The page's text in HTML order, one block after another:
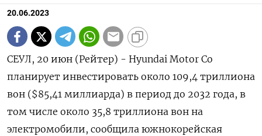
20.06.2023
СЕУЛ, 20 июн (Рейтер) - Hyundai Motor Co
планирует инвестировать около 109,4 триллиона
вон ($85,41 миллиарда) в период до 2032 года, в
том числе около 35,8 триллиона вон на
электромобили, сообщила южнокорейская